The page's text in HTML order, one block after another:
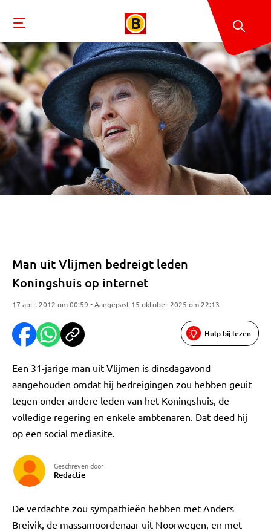
Man uit Vlijmen bedreigt leden
Koningshuis op internet
17 april 2012 om 00:59 • Aangepast 15 oktober 2025 om 22:13
Hulp bij lezen
Een 31-jarige man uit Vlijmen is dinsdagavond
aangehouden omdat hij bedreigingen zou hebben geuit
tegen onder andere leden van het Koningshuis, de
volledige regering en enkele ambtenaren. Dat deed hij
op een social mediasite.
Geschreven door
Redactie
De verdachte zou sympathieën hebben met Anders
Breivik, de massamoordenaar uit Noorwegen, en met